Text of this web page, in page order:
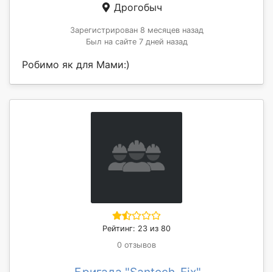
Дрогобыч
Зарегистрирован 8 месяцев назад
Был на сайте 7 дней назад
Робимо як для Мами:)
Рейтинг: 23 из 80
0 отзывов